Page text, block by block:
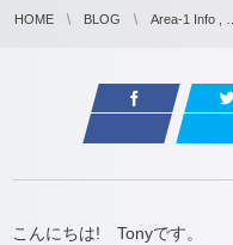
HOME BLOG Area-1 Info , …
こんにちは! Tonyです。